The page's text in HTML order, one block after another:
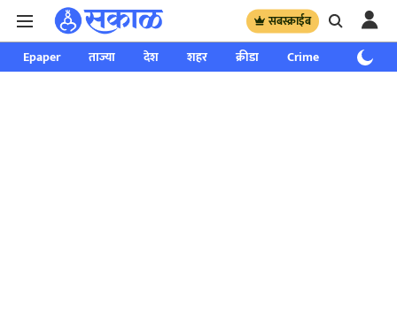
सबस्क्राईब
Epaper ताज्या देश शहर क्रीडा Crime साप्ताहिक